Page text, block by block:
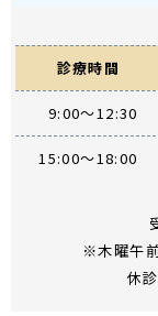
診療時間
9:00～12:30
15:00～18:00
※木曜午
休